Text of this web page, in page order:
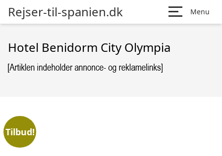
Rejser-til-spanien.dk Menu
Hotel Benidorm City Olympia
Tilbud!